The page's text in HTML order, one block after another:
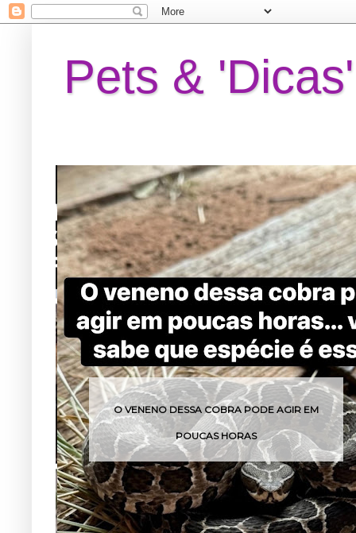
Pets & 'Dicas'
O VENENO DESSA COBRA PODE AGIR EM
POUCAS HORAS